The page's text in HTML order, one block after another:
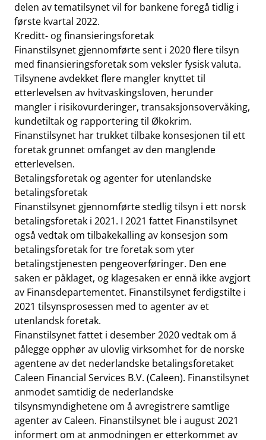
delen av tematilsynet vil for bankene foregå tidlig i
første kvartal 2022.
Kreditt- og finansieringsforetak
Finanstilsynet gjennomførte sent i 2020 flere tilsyn
med finansieringsforetak som veksler fysisk valuta.
Tilsynene avdekket flere mangler knyttet til
etterlevelsen av hvitvaskingsloven, herunder
mangler i risikovurderinger, transaksjonsovervåking,
kundetiltak og rapportering til Økokrim.
Finanstilsynet har trukket tilbake konsesjonen til ett
foretak grunnet omfanget av den manglende
etterlevelsen.
Betalingsforetak og agenter for utenlandske
betalingsforetak
Finanstilsynet gjennomførte stedlig tilsyn i ett norsk
betalingsforetak i 2021. I 2021 fattet Finanstilsynet
også vedtak om tilbakekalling av konsesjon som
betalingsforetak for tre foretak som yter
betalingstjenesten pengeoverføringer. Den ene
saken er påklaget, og klagesaken er ennå ikke avgjort
av Finansdepartementet. Finanstilsynet ferdigstilte i
2021 tilsynsprosessen med to agenter av et
utenlandsk foretak.
Finanstilsynet fattet i desember 2020 vedtak om å
pålegge opphør av ulovlig virksomhet for de norske
agentene av det nederlandske betalingsforetaket
Caleen Financial Services B.V. (Caleen). Finanstilsynet
anmodet samtidig de nederlandske
tilsynsmyndighetene om å avregistrere samtlige
agenter av Caleen. Finanstilsynet ble i august 2021
informert om at anmodningen er etterkommet av